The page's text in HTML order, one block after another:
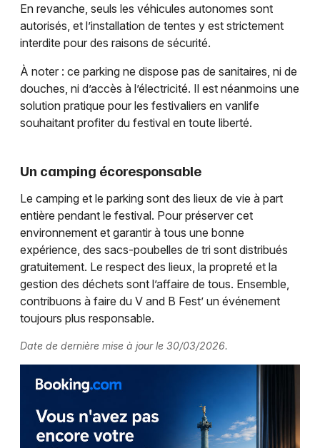
En revanche, seuls les véhicules autonomes sont
autorisés, et l’installation de tentes y est strictement
interdite pour des raisons de sécurité.
À noter : ce parking ne dispose pas de sanitaires, ni de
douches, ni d’accès à l’électricité. Il est néanmoins une
solution pratique pour les festivaliers en vanlife
souhaitant profiter du festival en toute liberté.
Un camping écoresponsable
Le camping et le parking sont des lieux de vie à part
entière pendant le festival. Pour préserver cet
environnement et garantir à tous une bonne
expérience, des sacs-poubelles de tri sont distribués
gratuitement. Le respect des lieux, la propreté et la
gestion des déchets sont l’affaire de tous. Ensemble,
contribuons à faire du V and B Fest’ un événement
toujours plus responsable.
Date de dernière mise à jour le 30/03/2026.